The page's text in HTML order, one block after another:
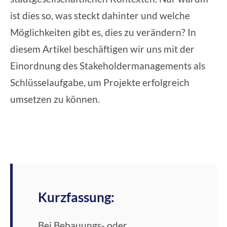
ist dies so, was steckt dahinter und welche
Möglichkeiten gibt es, dies zu verändern? In
diesem Artikel beschäftigen wir uns mit der
Einordnung des Stakeholdermanagements als
Schlüsselaufgabe, um Projekte erfolgreich
umsetzen zu können.
Kurzfassung: